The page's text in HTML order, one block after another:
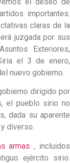
importantes.
claras de la
juzgada por sus
Exteriores,
el 3 de enero,
nuevo gobierno.
dirigido por
el pueblo sirio no
dada su aparente
diverso.
armas , incluidos
ejército sirio.